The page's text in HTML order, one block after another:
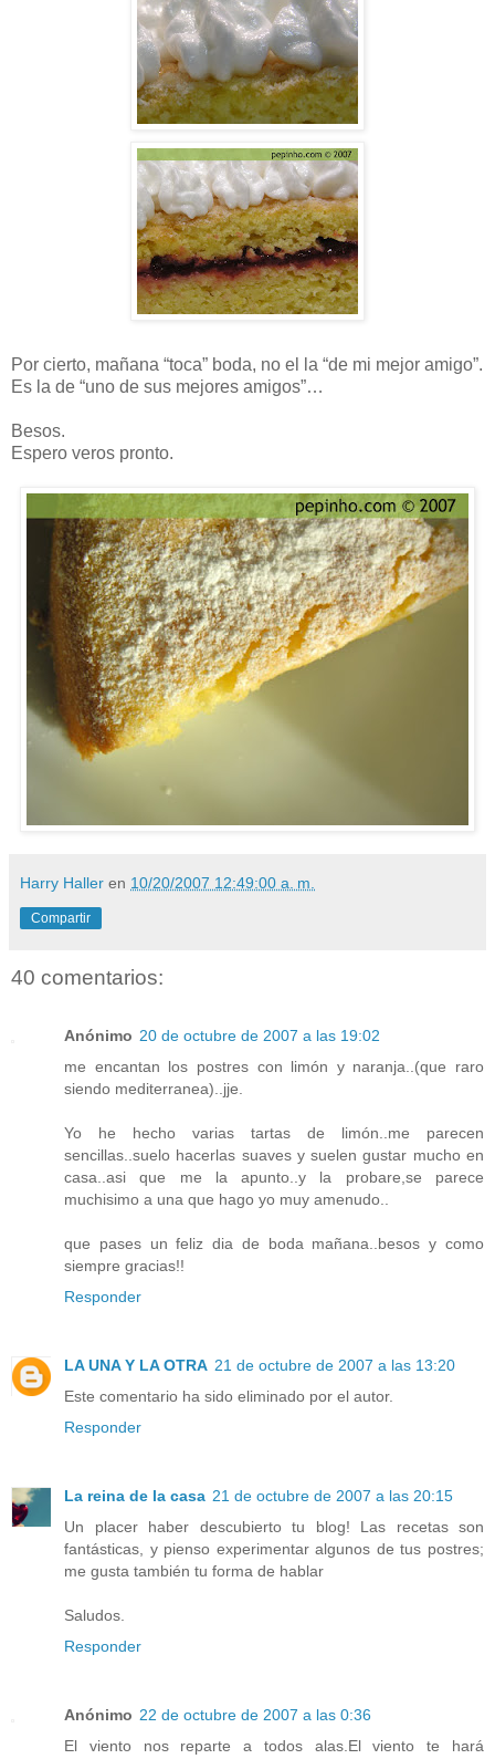
Por cierto, mañana “toca” boda, no el la “de mi mejor amigo”.
Es la de “uno de sus mejores amigos”…
Besos.
Espero veros pronto.
Harry Haller en 10/20/2007 12:49:00 a. m.
Compartir
40 comentarios:
Anónimo 20 de octubre de 2007 a las 19:02
me encantan los postres con limón y naranja..(que raro
siendo mediterranea)..jje.
Yo he hecho varias tartas de limón..me parecen
sencillas..suelo hacerlas suaves y suelen gustar mucho en
casa..asi que me la apunto..y la probare,se parece
muchisimo a una que hago yo muy amenudo..
que pases un feliz dia de boda mañana..besos y como
siempre gracias!!
Responder
LA UNA Y LA OTRA 21 de octubre de 2007 a las 13:20
Este comentario ha sido eliminado por el autor.
Responder
La reina de la casa 21 de octubre de 2007 a las 20:15
Un placer haber descubierto tu blog! Las recetas son
fantásticas, y pienso experimentar algunos de tus postres;
me gusta también tu forma de hablar
Saludos.
Responder
Anónimo 22 de octubre de 2007 a las 0:36
El viento nos reparte a todos alas.El viento te hará